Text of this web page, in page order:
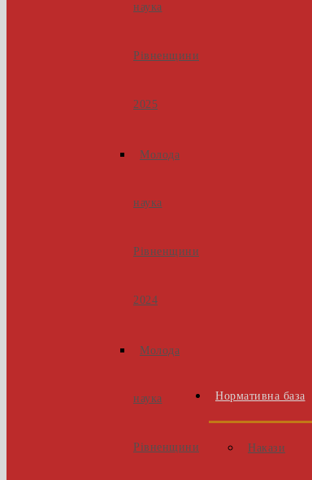
наука
Рівненщини
2025
Молода
наука
Рівненщини
2024
Молода
наука
Рівненщини
Нормативна база
Накази